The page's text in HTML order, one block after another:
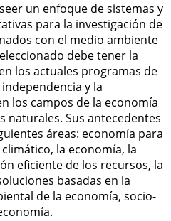
un enfoque de sistemas y
para la investigación de
con el medio ambiente
debe tener la
los actuales programas de
y la
los campos de la economía
naturales. Sus antecedentes
áreas: economía para
la economía, la
eficiente de los recursos, la
basadas en la
de la economía, socio-